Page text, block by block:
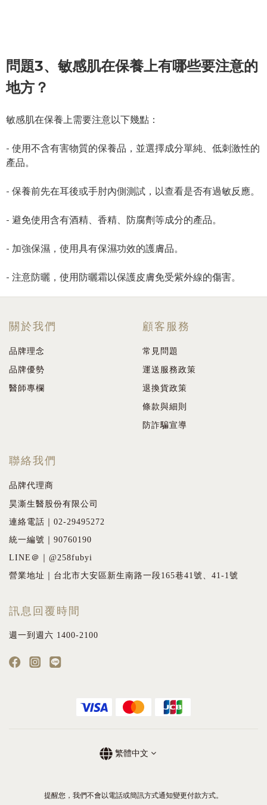
問題3、敏感肌在保養上有哪些要注意的
地方？
敏感肌在保養上需要注意以下幾點：
- 使用不含有害物質的保養品，並選擇成分單純、低刺激性的
產品。
- 保養前先在耳後或手肘內側測試，以查看是否有過敏反應。
- 避免使用含有酒精、香精、防腐劑等成分的產品。
- 加強保濕，使用具有保濕功效的護膚品。
- 注意防曬，使用防曬霜以保護皮膚免受紫外線的傷害。
關於我們
品牌理念
品牌優勢
醫師專欄
顧客服務
常見問題
運送服務政策
退換貨政策
條款與細則
防詐騙宣導
聯絡我們
品牌代理商
昊澌生醫股份有限公司
連絡電話｜02-29495272
統一編號｜90760190
LINE＠｜@258fubyi
營業地址｜台北市大安區新生南路一段165巷41號、41-1號
訊息回覆時間
週一到週六 1400-2100
繁體中文
提醒您，我們不會以電話或簡訊方式通知變更付款方式。